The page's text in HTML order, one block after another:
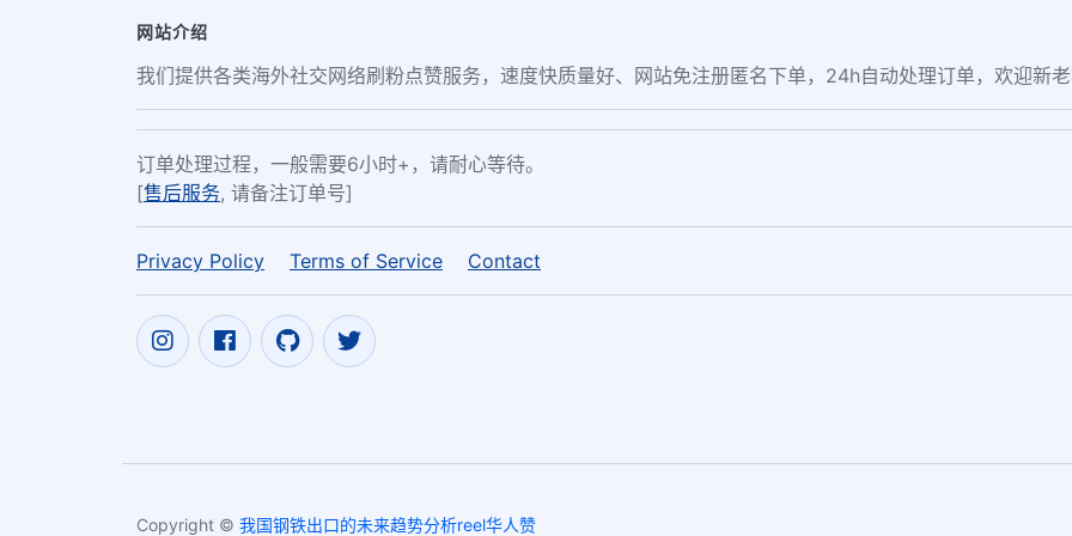
网站介绍
我们提供各类海外社交网络刷粉点赞服务，速度快质量好、网站免注册匿名下单，24h自动处理订单，欢迎新老
订单处理过程，一般需要6小时+，请耐心等待。
[售后服务, 请备注订单号]
Privacy Policy Terms of Service Contact
Copyright © 我国钢铁出口的未来趋势分析reel华人赞